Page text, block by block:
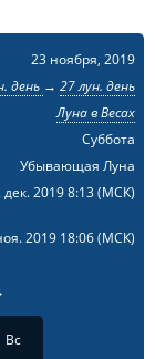
23 ноября, 2019
день → 27 лун. день
Луна в Весах
Суббота
Убывающая Луна
дек. 2019 8:13(МСК)
2019 18:06(МСК)
Вс